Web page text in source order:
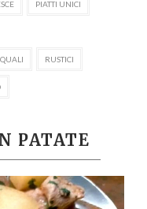
PIATTI UNICI
RUSTICI
PATATE